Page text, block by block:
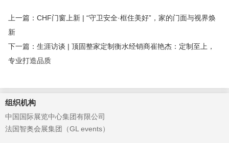
上一篇：CHF门窗上新 | “守卫安全·框住美好”，家的门面与视界焕
新
下一篇：生涯访谈 | 顶固整家定制衡水经销商崔艳杰：定制至上，
专业打造品质
组织机构
中国国际展览中心集团有限公司
法国智奥会展集团（GL events）